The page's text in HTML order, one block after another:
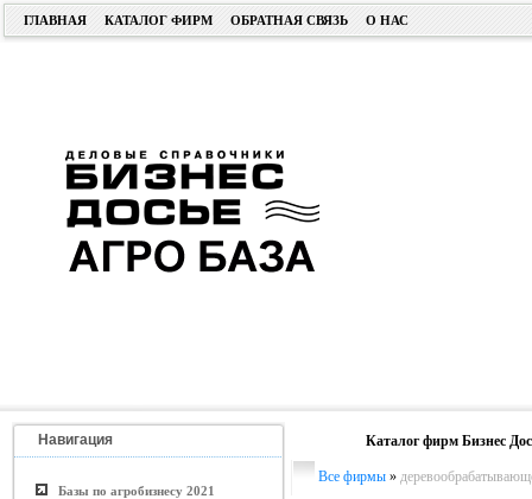
ГЛАВНАЯ КАТАЛОГ ФИРМ ОБРАТНАЯ СВЯЗЬ О НАС
Навигация
Базы по агробизнесу 2021
Каталог фирм Бизнес
Все фирмы »